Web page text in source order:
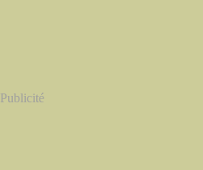
Publicité